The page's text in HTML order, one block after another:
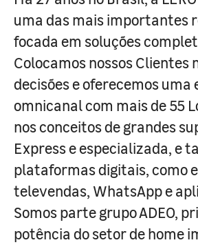
uma das mais importantes
focada em soluções
Colocamos nossos Clientes
decisões e oferecemos
omnicanal com mais de 55
nos conceitos de grandes
Express e especializada, e
plataformas digitais, como
televendas, WhatsApp e
Somos parte grupo ADEO,
potência do setor de home